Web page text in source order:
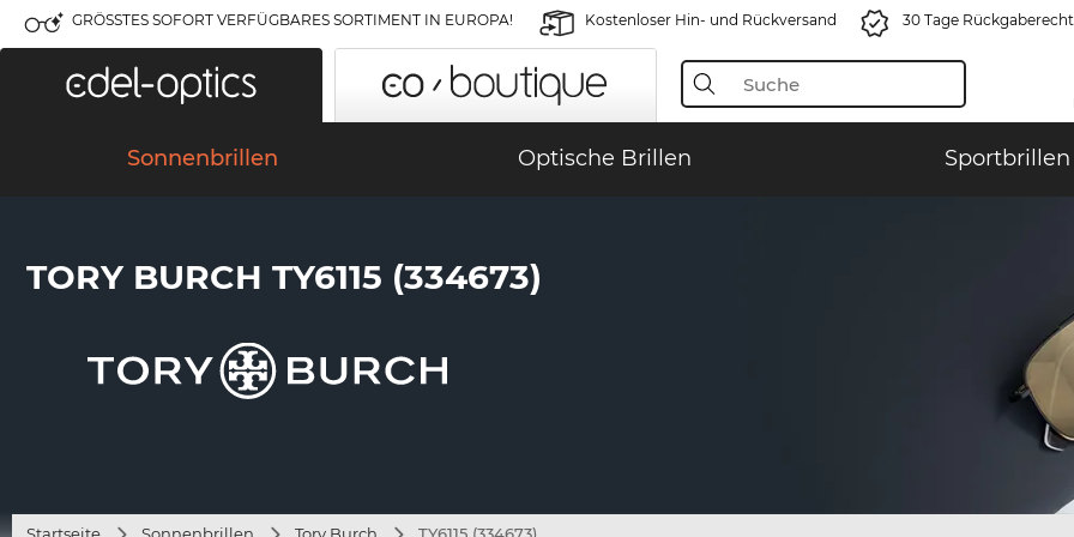
GRÖSSTES SOFORT VERFÜGBARES SORTIMENT IN EUROPA! Kostenloser Hin- und Rückversand 30 Tage Rückgaberecht
Sonnenbrillen Optische Brillen Sportbrillen
TORY BURCH TY6115 (334673)